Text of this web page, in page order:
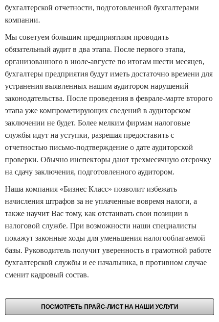
бухгалтерской отчетности, подготовленной бухгалтерами
компании.
Мы советуем большим предприятиям проводить
обязательный аудит в два этапа. После первого этапа,
организованного в июле-августе по итогам шести месяцев,
бухгалтеры предприятия будут иметь достаточно времени для
устранения выявленных нашим аудитором нарушений
законодательства. После проведения в феврале-марте второго
этапа уже компрометирующих сведений в аудиторском
заключении не будет. Более мелким фирмам налоговые
службы идут на уступки, разрешая предоставить с
отчетностью письмо-подтверждение о дате аудиторской
проверки. Обычно инспекторы дают трехмесячную отсрочку
на сдачу заключения, подготовленного аудитором.
Наша компания «Бизнес Класс» позволит избежать
начисления штрафов за не уплаченные вовремя налоги, а
также научит Вас тому, как отстаивать свои позиции в
налоговой службе. При возможности наши специалисты
покажут законные ходы для уменьшения налогооблагаемой
базы. Руководитель получит уверенность в грамотной работе
бухгалтерской службы и ее начальника, в противном случае
сменит кадровый состав.
ПОСМОТРЕТЬ ПРАЙС-ЛИСТ НА НАШИ УСЛУГИ